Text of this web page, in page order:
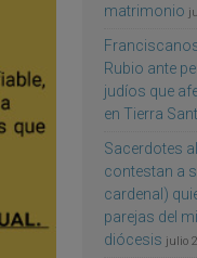
matrimonio
Rubio ante
judíos que
en Tierra
Sacerdotes
contestan a
cardenal)
parejas del
diócesis julio